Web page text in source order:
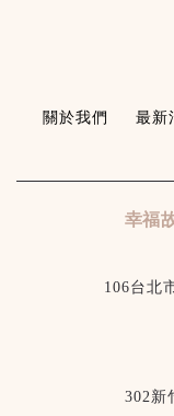
關於我們 最新
幸福
106台北
302新